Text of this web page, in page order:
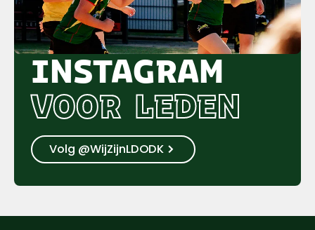
INSTAGRAM
VOOR LEDEN
Volg @WijZijnLDODK